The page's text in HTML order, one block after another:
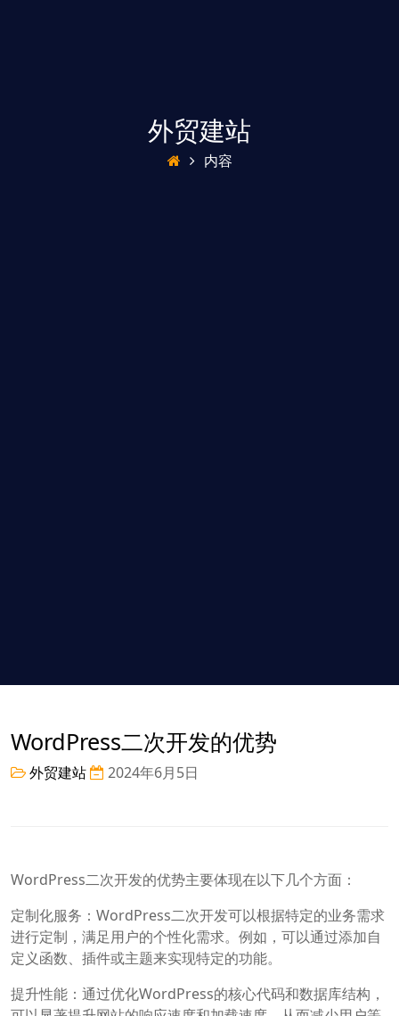
外贸建站
内容
WordPress二次开发的优势
外贸建站 2024年6月5日
WordPress二次开发的优势主要体现在以下几个方面：
定制化服务：WordPress二次开发可以根据特定的业务需求
进行定制，满足用户的个性化需求。例如，可以通过添加自
定义函数、插件或主题来实现特定的功能。
提升性能：通过优化WordPress的核心代码和数据库结构，